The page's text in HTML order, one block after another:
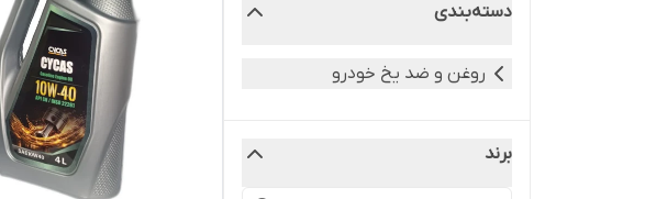
دسته‌بندی
روغن و ضد یخ خودرو
برند